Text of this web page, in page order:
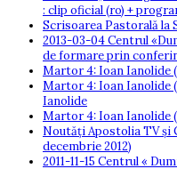
: clip oficial (ro) +
Scrisoarea Pastorală la
2013-03-04 Centrul
de formare prin
Martor 4: Ioan Ianolide
Martor 4: Ioan Ianolide
Ianolide
Martor 4: Ioan Ianolide
Noutăți Apostolia TV și
decembrie 2012)
2011-11-15 Centrul «